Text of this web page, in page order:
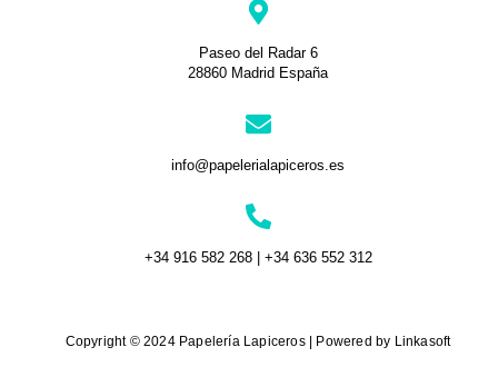
Paseo del Radar 6
28860 Madrid España
info@papelerialapiceros.es
+34 916 582 268 | +34 636 552 312
Copyright © 2024 Papelería Lapiceros | Powered by Linkasoft